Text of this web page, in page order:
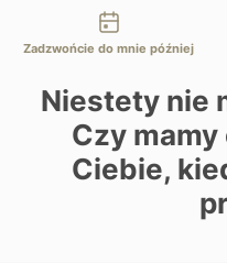
kontaktu
Zadzwońcie do mnie później
Niestety nie
Czy
Ciebie,